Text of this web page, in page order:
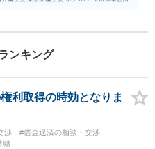
ンキング
利取得の時効となりま
渉
#借金返済の相談・交渉
継